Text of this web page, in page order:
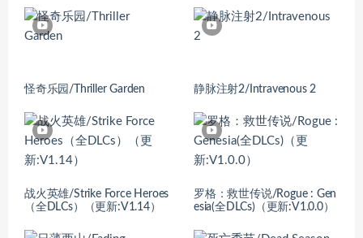
怪奇乐园/Thriller Garden 静脉注射2/Intravenous 2
战火英雄/Strike Force Heroes
（全DLCs）（更新:V1.14）
罗格：救世传说/Rogue : Gen
esia(全DLCs)（更新:V1.0.0）